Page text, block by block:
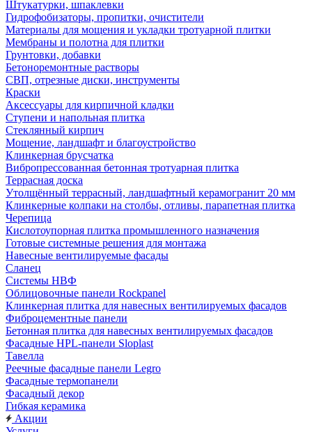
Штукатурки, шпаклевки
Гидрофобизаторы, пропитки, очистители
Материалы для мощения и укладки тротуарной плитки
Мембраны и полотна для плитки
Грунтовки, добавки
Бетоноремонтные растворы
СВП, отрезные диски, инструменты
Краски
Аксессуары для кирпичной кладки
Ступени и напольная плитка
Cтеклянный кирпич
Мощение, ландшафт и благоустройство
Клинкерная брусчатка
Вибропрессованная бетонная тротуарная плитка
Террасная доска
Утолщённый террасный, ландшафтный керамогранит 20 мм
Клинкерные колпаки на столбы, отливы, парапетная плитка
Черепица
Кислотоупорная плитка промышленного назначения
Готовые системные решения для монтажа
Навесные вентилируемые фасады
Сланец
Системы НВФ
Облицовочные панели Rockpanel
Клинкерная плитка для навесных вентилируемых фасадов
Фиброцементные панели
Бетонная плитка для навесных вентилируемых фасадов
Фасадные HPL-панели Sloplast
Тавелла
Реечные фасадные панели Legro
Фасадные термопанели
Фасадный декор
Гибкая керамика
Акции